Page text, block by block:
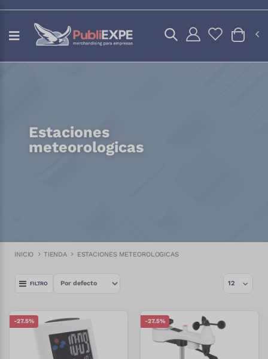
Estaciones
meteorologicas
INICIO TIENDA ESTACIONES METEOROLOGICAS
FILTRO
-27.5% -27.5%